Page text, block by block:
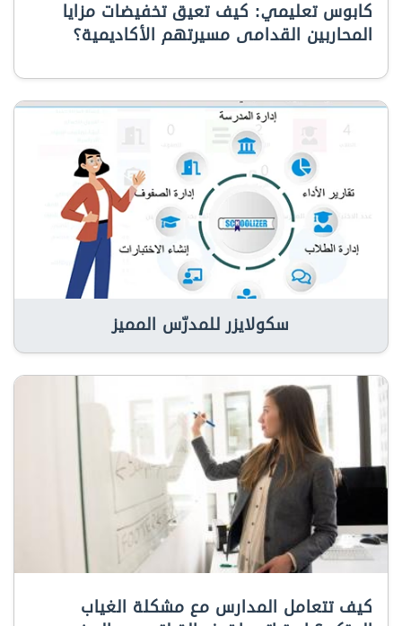
كابوس تعليمي: كيف تعيق تخفيضات مزايا
المحاربين القدامى مسيرتهم الأكاديمية؟
سكولايزر للمدرّس المميز
كيف تتعامل المدارس مع مشكلة الغياب